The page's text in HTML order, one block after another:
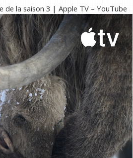
de la saison 3 | Apple TV – YouTube